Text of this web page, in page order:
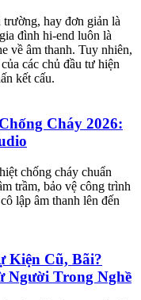
hay đơn giản là
đình hi-end luôn là
về âm thanh. Tuy nhiên,
các chủ đầu tư hiện
kết cấu.
Cháy 2026:
chống cháy chuẩn
trầm, bảo vệ công trình
lập âm thanh lên đến
Kiện Cũ, Bãi?
Trong Nghề